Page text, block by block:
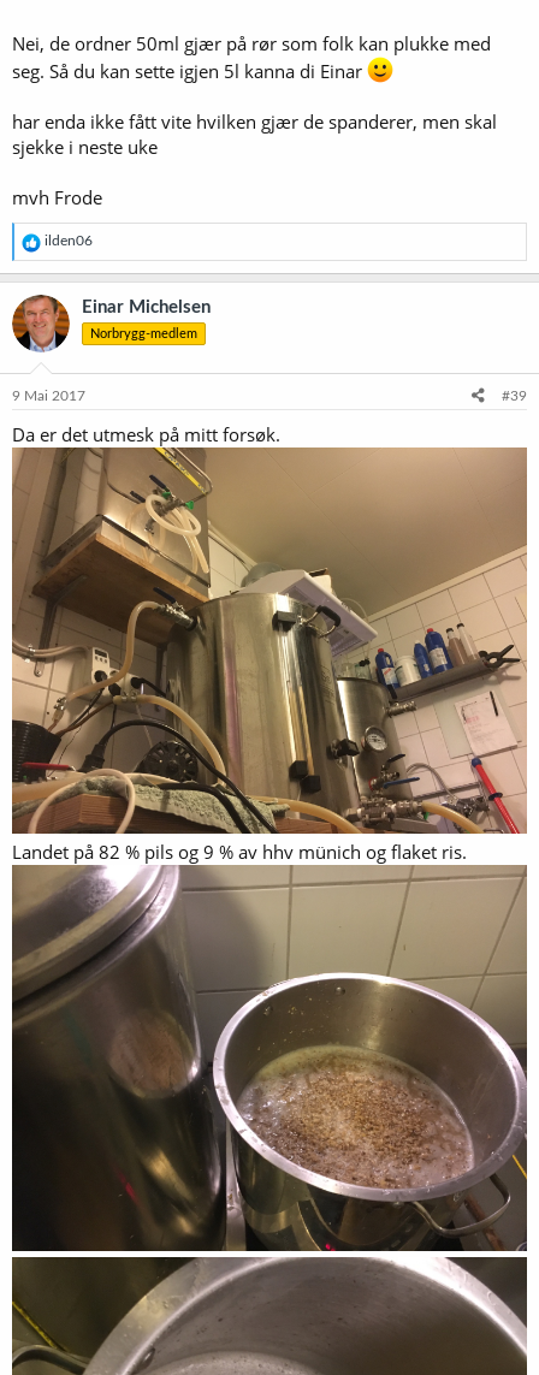
Nei, de ordner 50ml gjær på rør som folk kan plukke med
seg. Så du kan sette igjen 5l kanna di Einar
har enda ikke fått vite hvilken gjær de spanderer, men skal
sjekke i neste uke
mvh Frode
R
e
a
k
s
j
o
e
:
ilden06
Einar Michelsen
Norbrygg-medlem
9 Mai 2017 #39
Da er det utmesk på mitt forsøk.
Landet på 82 % pils og 9 % av hhv münich og flaket ris.